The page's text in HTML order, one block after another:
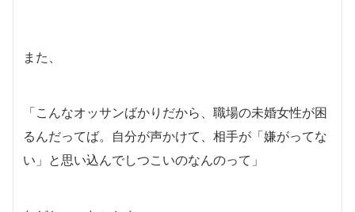
また、
「こんなオッサンばかりだから、職場の未婚女性が困
るんだってば。自分が声かけて、相手が「嫌がってな
い」と思い込んでしつこいのなんのって」